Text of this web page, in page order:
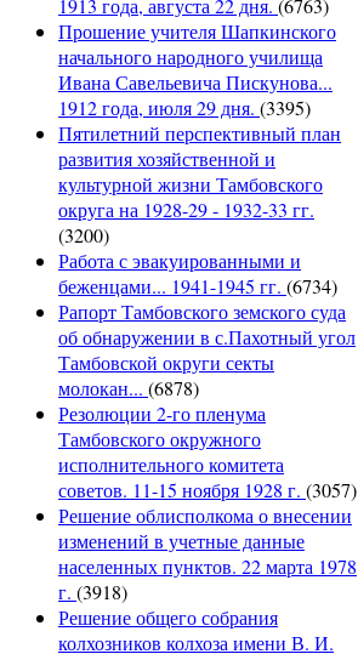
Прошение учителя Шапкинского
начального народного училища
Ивана Савельевича Пискунова...
1912 года, июля 29 дня. (3395)
Пятилетний перспективный план
развития хозяйственной и
культурной жизни Тамбовского
округа на 1928-29 - 1932-33 гг.
(3200)
Работа с эвакуированными и
беженцами... 1941-1945 гг. (6734)
Рапорт Тамбовского земского суда
об обнаружении в с.Пахотный угол
Тамбовской округи секты
молокан... (6878)
Резолюции 2-го пленума
Тамбовского окружного
исполнительного комитета
советов. 11-15 ноября 1928 г. (3057)
Решение облисполкома о внесении
изменений в учетные данные
населенных пунктов. 22 марта 1978
г. (3918)
Решение общего собрания
колхозников колхоза имени В. И.